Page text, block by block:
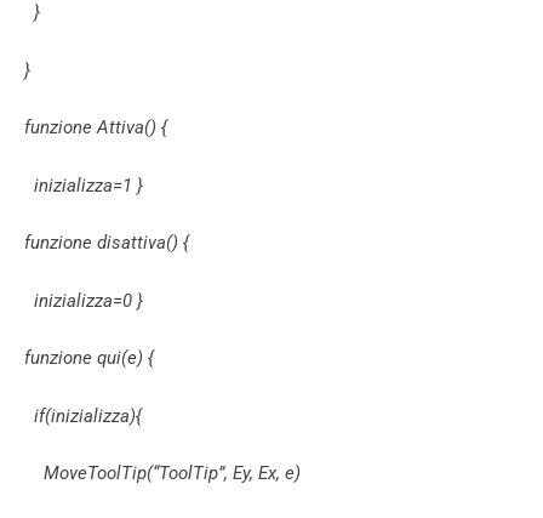
}
}
funzione Attiva() {
inizializza=1 }
funzione disattiva() {
inizializza=0 }
funzione qui(e) {
if(inizializza){
MoveToolTip(“ToolTip”, Ey, Ex, e)